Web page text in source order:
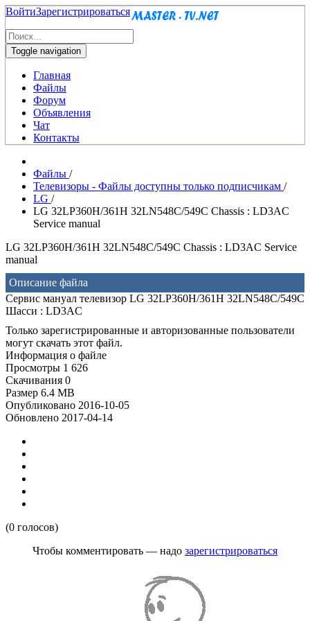
ВойтиЗарегистрироваться
Toggle navigation
Главная
Файлы
Форум
Объявления
Чат
Контакты
Файлы /
Телевизоры - Файлы доступны только подписчикам /
LG /
LG 32LP360H/361H 32LN548C/549C Chassis : LD3AC
Service manual
LG 32LP360H/361H 32LN548C/549C Chassis : LD3AC Service
manual
Описание файла
Сервис мануал телевизор LG 32LP360H/361H 32LN548C/549C
Шасси : LD3AC
Только зарегистрированные и авторизованные пользователи
могут скачать этот файл.
Информация о файле
Просмотры 1 626
Скачивания 0
Размер 6.4 MB
Опубликовано 2016-10-05
Обновлено 2017-04-14
(0 голосов)
Чтобы комментировать — надо зарегистрироваться